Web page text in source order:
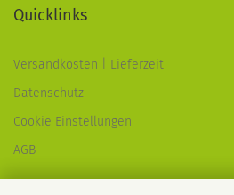
Quicklinks
Versandkosten | Lieferzeit
Datenschutz
Cookie Einstellungen
AGB